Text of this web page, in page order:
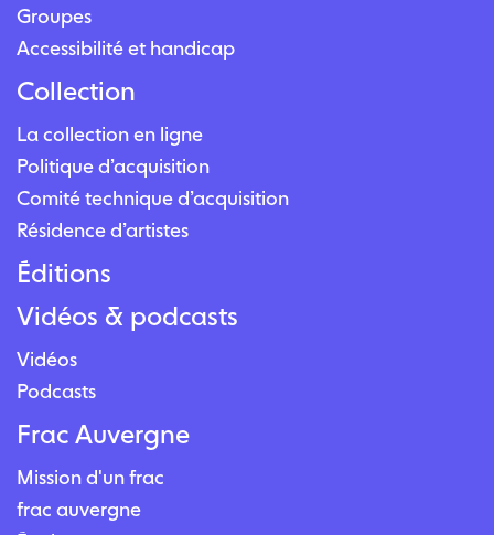
Groupes
Accessibilité et handicap
Collection
La collection en ligne
Politique d’acquisition
Comité technique d’acquisition
Résidence d’artistes
Éditions
Vidéos & podcasts
Vidéos
Podcasts
Frac Auvergne
Mission d'un frac
frac auvergne